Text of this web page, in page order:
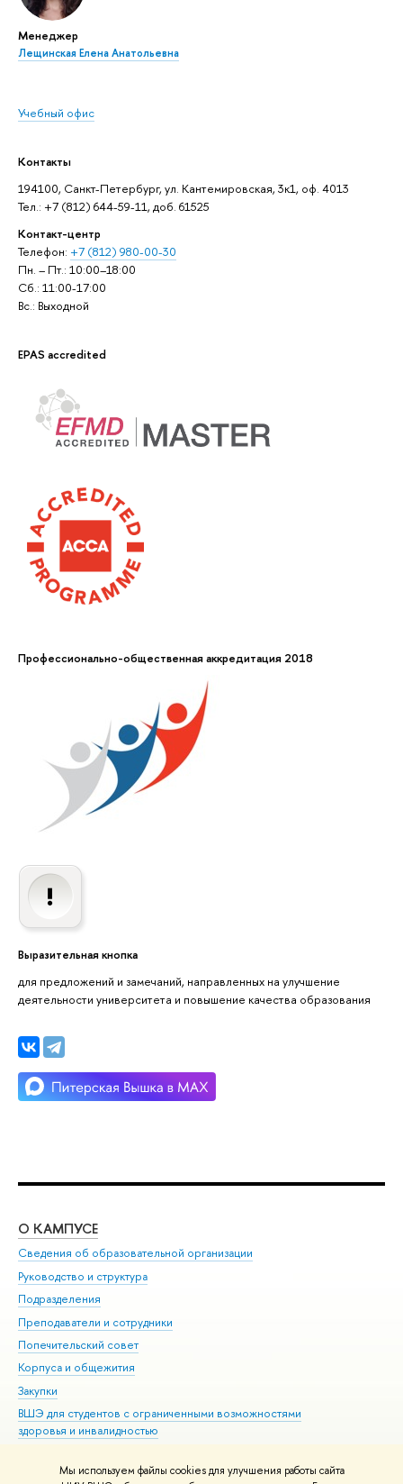
Мы используем файлы cookies для улучшения работы сайта
Менеджер
Лещинская Елена Анатольевна
Учебный офис
Контакты
194100, Санкт-Петербург, ул. Кантемировская, 3к1, оф. 4013
Тел.: +7 (812) 644-59-11, доб. 61525
Контакт-центр
Телефон: +7 (812) 980-00-30
Пн. – Пт.: 10:00–18:00
Сб.: 11:00-17:00
Вс.: Выходной
EPAS accredited
Профессионально-общественная аккредитация 2018
Выразительная кнопка
для предложений и замечаний, направленных на улучшение
деятельности университета и повышение качества образования
О КАМПУСЕ
Сведения об образовательной организации
Руководство и структура
Подразделения
Преподаватели и сотрудники
Попечительский совет
Корпуса и общежития
Закупки
ВШЭ для студентов с ограниченными возможностями
здоровья и инвалидностью
Единая платежная страница